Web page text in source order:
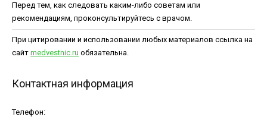
Перед тем, как следовать каким-либо советам или
рекомендациям, проконсультируйтесь с врачом.
При цитировании и использовании любых материалов ссылка на
сайт medvestnic.ru обязательна.
Контактная информация
Телефон: